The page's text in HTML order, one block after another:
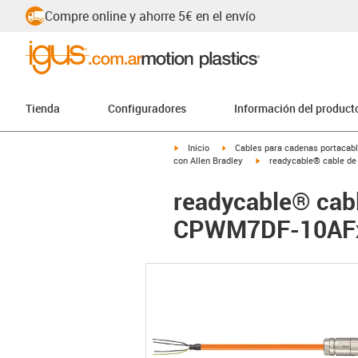
Compre online y ahorre 5€ en el envío
Tienda Configuradores Información del
igus-icon-arrow-right
Inicio igus-icon-arrow-right
Cables para cadenas
con Allen Bradley
igus-icon-arrow-right
readycable® cable de
readycable®
CPWM7DF-